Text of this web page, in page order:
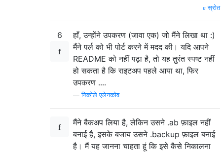
स्रोत
6
हाँ, उन्होंने उपकरण (जावा एक) जो मैंने लिखा था :)
मैंने पर्ल को भी पोर्ट करने में मदद की। यदि आपने
README को नहीं पढ़ा है, तो यह तुरंत स्पष्ट नहीं
हो सकता है कि राइटअप पहले आया था, फिर
उपकरण ....
—निकोले एलेनकोव
मैंने बैकअप लिया है, लेकिन उसने .ab फ़ाइल नहीं
बनाई है, इसके बजाय उसने .backup फ़ाइल बनाई
है। मैं यह जानना चाहता हूं कि इसे कैसे निकालना